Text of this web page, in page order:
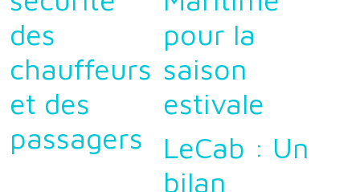
des
chauffeurs
et des
passagers
pour la
saison
estivale
LeCab : Un
bilan